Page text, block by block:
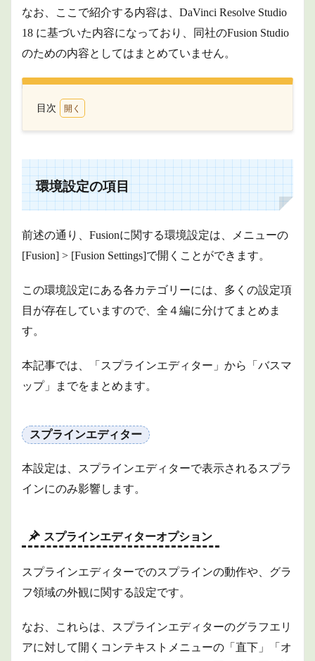
なお、ここで紹介する内容は、DaVinci Resolve Studio
18 に基づいた内容になっており、同社のFusion Studio
のための内容としてはまとめていません。
目次
の項
目
1.1
スプ
ライ
ンエ
ディ
1.1.1
インエ
1.1.2
LUT表
1.2
ムラ
イン
1.2.2
るフィ
ルター
フィル
定
環境設定の項目
前述の通り、Fusionに関する環境設定は、メニューの
[Fusion] > [Fusion Settings]で開くことができます。
この環境設定にある各カテゴリーには、多くの設定項
目が存在していますので、全４編に分けてまとめま
す。
本記事では、「スプラインエディター」から「バスマ
ップ」までをまとめます。
スプラインエディター
本設定は、スプラインエディターで表示されるスプラ
インにのみ影響します。
スプラインエディターオプション
スプラインエディターでのスプラインの動作や、グラ
フ領域の外観に関する設定です。
なお、これらは、スプラインエディターのグラフエリ
アに対して開くコンテキストメニューの「直下」「オ